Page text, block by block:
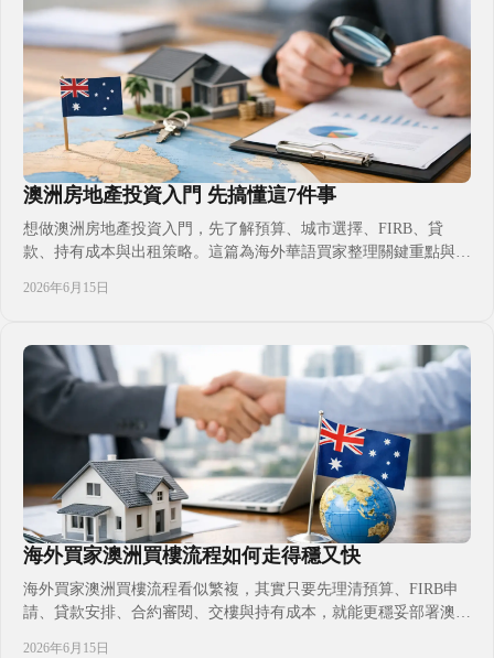
澳洲房地產投資入門 先搞懂這7件事
想做澳洲房地產投資入門，先了解預算、城市選擇、FIRB、貸
款、持有成本與出租策略。這篇為海外華語買家整理關鍵重點與常
2026年6月15日
海外買家澳洲買樓流程如何走得穩又快
海外買家澳洲買樓流程看似繁複，其實只要先理清預算、FIRB申
請、貸款安排、合約審閱、交樓與持有成本，就能更穩妥部署澳洲
2026年6月15日